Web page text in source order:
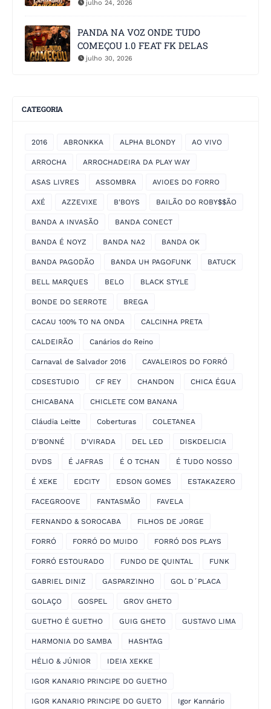
julho 24, 2026
PANDA NA VOZ ONDE TUDO
COMEÇOU 1.0 FEAT FK DELAS
julho 30, 2026
CATEGORIA
2016 ABRONKKA ALPHA BLONDY AO VIVO
ARROCHA ARROCHADEIRA DA PLAY WAY
ASAS LIVRES ASSOMBRA AVIOES DO FORRO
AXÉ AZZEVIXE B'BOYS BAILÃO DO ROBY$$ÃO
BANDA A INVASÃO BANDA CONECT
BANDA É NOYZ BANDA NA2 BANDA OK
BANDA PAGODÃO BANDA UH PAGOFUNK BATUCK
BELL MARQUES BELO BLACK STYLE
BONDE DO SERROTE BREGA
CACAU 100% TO NA ONDA CALCINHA PRETA
CALDEIRÃO Canários do Reino
Carnaval de Salvador 2016 CAVALEIROS DO FORRÓ
CDSESTUDIO CF REY CHANDON CHICA ÉGUA
CHICABANA CHICLETE COM BANANA
Cláudia Leitte Coberturas COLETANEA
D'BONNÉ D'VIRADA DEL LED DISKDELICIA
DVDS É JAFRAS É O TCHAN É TUDO NOSSO
É XEKE EDCITY EDSON GOMES ESTAKAZERO
FACEGROOVE FANTASMÃO FAVELA
FERNANDO & SOROCABA FILHOS DE JORGE
FORRÓ FORRÓ DO MUIDO FORRÓ DOS PLAYS
FORRÓ ESTOURADO FUNDO DE QUINTAL FUNK
GABRIEL DINIZ GASPARZINHO GOL D´PLACA
GOLAÇO GOSPEL GROV GHETO
GUETHO É GUETHO GUIG GHETO GUSTAVO LIMA
HARMONIA DO SAMBA HASHTAG
HÉLIO & JÚNIOR IDEIA XEKKE
IGOR KANARIO PRINCIPE DO GUETHO
IGOR KANARIO PRINCIPE DO GUETO Igor Kannário